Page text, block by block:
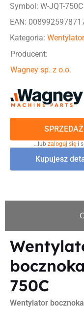
Symbol: W-JQT-750C
EAN:
Kategoria:
Producent:
Wagney sp. z o.o.
…lub zaloguj się i
Kupujesz
750C
Wentylator